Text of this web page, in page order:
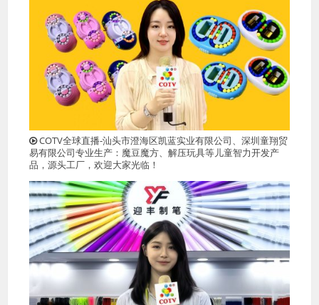
COTV全球直播-汕头市澄海区凯蓝实业有限公司、深圳童翔贸
易有限公司专业生产：魔豆魔方、解压玩具等儿童智力开发产
品，源头工厂，欢迎大家光临！